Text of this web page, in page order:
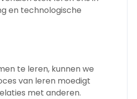
en technologische
te leren, kunnen we
van leren moedigt
met anderen.